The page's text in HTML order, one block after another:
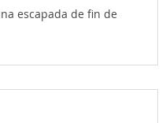
escapada de fin de